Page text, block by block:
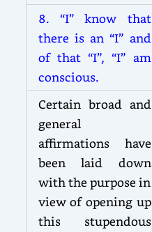
8. “I” know that
there is an “I” and
of that “I”, “I” am
conscious.
Certain broad and
general
affirmations have
been laid down
with the purpose in
view of opening up
this stupendous